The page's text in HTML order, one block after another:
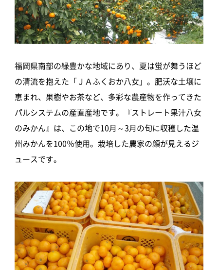
福岡県南部の緑豊かな地域にあり、夏は蛍が舞うほど
の清流を抱えた「ＪＡふくおか八女」。肥沃な土壌に
恵まれ、果樹やお茶など、多彩な農産物を作ってきた
パルシステムの産直産地です。『ストレート果汁八女
のみかん』は、この地で10月～3月の旬に収穫した温
州みかんを100％使用。栽培した農家の顔が見えるジ
ュースです。